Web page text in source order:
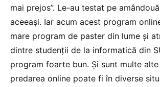
mai prejos”. Le-au testat pe
aceeași. Iar acum acest program
mare program de paster din lume și
dintre studenții de la informatică din
program foarte bun. Și sunt multe
predarea online poate fi în diverse